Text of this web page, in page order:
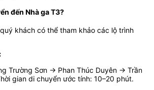
đến Nhà ga T3?
khách có thể tham khảo các lộ trình
Trường Sơn → Phan Thúc Duyên → Trần
gian di chuyển ước tính: 10–20 phút.